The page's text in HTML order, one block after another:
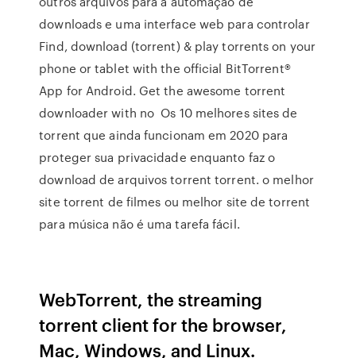
downloads e uma interface web para controlar
Find, download (torrent) & play torrents on your
phone or tablet with the official BitTorrent®
App for Android. Get the awesome torrent
downloader with no Os 10 melhores sites de
torrent que ainda funcionam em 2020 para
proteger sua privacidade enquanto faz o
download de arquivos torrent torrent. o melhor
site torrent de filmes ou melhor site de torrent
para música não é uma tarefa fácil.
WebTorrent, the streaming
torrent client for the browser,
Mac, Windows, and Linux.